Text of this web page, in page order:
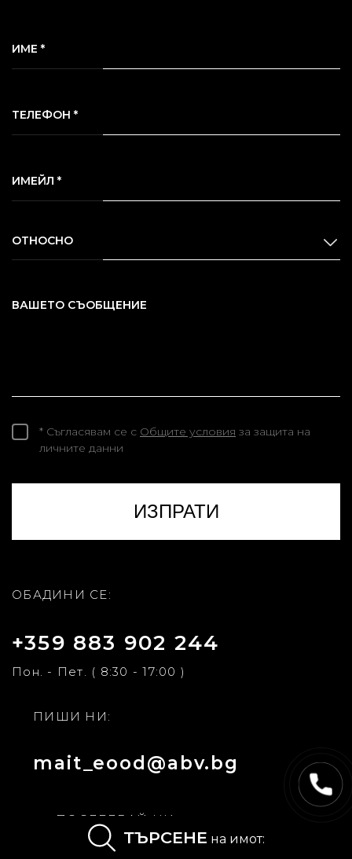
ИМЕ *
ТЕЛЕФОН *
ИМЕЙЛ *
ОТНОСНО
ВАШЕТО СЪОБЩЕНИЕ
* Съгласявам се с Общите условия за защита на
личните данни
ОБАДИНИ СЕ:
+359 883 902 244
Пон. - Пет. ( 8:30 - 17:00 )
ПИШИ НИ:
mait_eood@abv.bg
ПОСЛЕДВАЙ НИ:
ТЪРСЕНЕ на имот: